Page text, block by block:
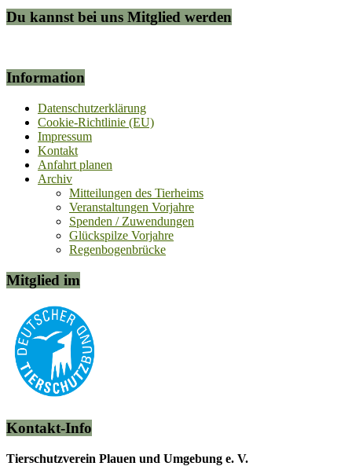
Du kannst bei uns Mitglied werden
Information
Datenschutzerklärung
Cookie-Richtlinie (EU)
Impressum
Kontakt
Anfahrt planen
Archiv
Mitteilungen des Tierheims
Veranstaltungen Vorjahre
Spenden / Zuwendungen
Glückspilze Vorjahre
Regenbogenbrücke
Mitglied im
Kontakt-Info
Tierschutzverein Plauen und Umgebung e. V.